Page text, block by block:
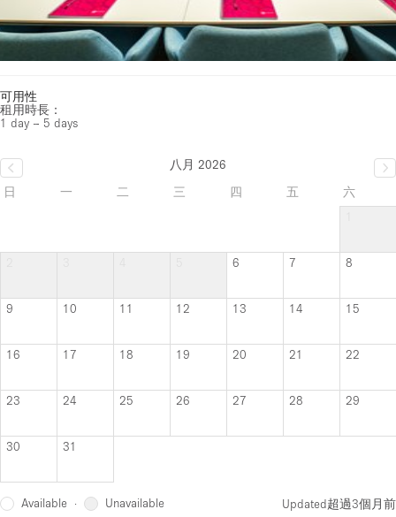
可用性
租用時長：
1 day – 5 days
八月 2026
日
一 二 三 四 五
六
6 7 8
9 10 11 12 13 14 15
16 17 18 19 20 21 22
23 24 25 26 27 28 29
30 31
Available · Unavailable Updated超過3個月前